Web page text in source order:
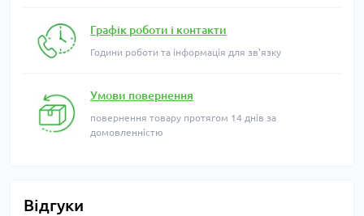
Графік роботи і контакти
Години роботи та інформація для зв'язку
Умови повернення
повернення товару протягом 14 днів за
домовленністю
Відгуки